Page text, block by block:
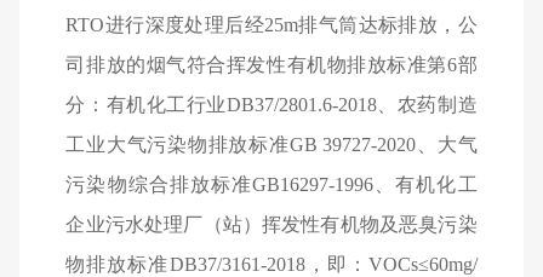
RTO进行深度处理后经25m排气筒达标排放，公
司排放的烟气符合挥发性有机物排放标准第6部
分：有机化工行业DB37/2801.6-2018、农药制造
工业大气污染物排放标准GB 39727-2020、大气
污染物综合排放标准GB16297-1996、有机化工
企业污水处理厂（站） 挥发性有机物及恶臭污染
物排放标准DB37/3161-2018，即：VOCs≤60mg/